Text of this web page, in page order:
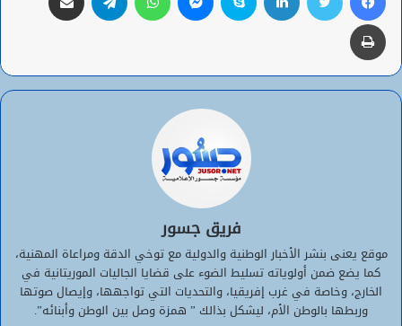
طباعة
فريق جسور
موقع يعنى بنشر الأخبار الوطنية والدولية مع توخي الدقة ومراعاة المهنية،
كما يضع ضمن أولوياته تسليط الضوء على قضايا الجاليات الموريتانية في
الخارج، وخاصة في غرب إفريقيا، والتحديات التي تواجهها، وإيصال صوتها
وربطها بالوطن الأم، ليشكل بذالك ” همزة وصل بين الوطن وأبنائه”.